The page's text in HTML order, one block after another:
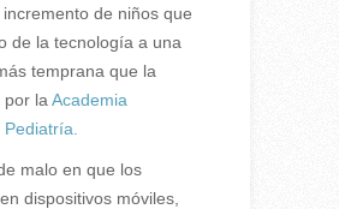
de niños que
de la tecnología a una
temprana que la
por la Academia
malo en que los
dispositivos móviles,